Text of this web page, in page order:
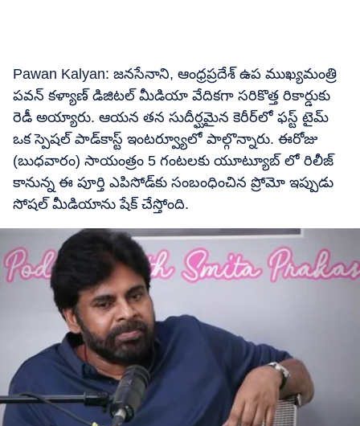
Pawan Kalyan: జనసేనాని, ఆంధ్రప్రదేశ్ ఉప ముఖ్యమంత్రి
పవన్ కళ్యాణ్ డిజిటల్ మీడియా వేదికగా సరికొత్త రికార్డుకు
రెడీ అయ్యారు. ఆయన తన సుదీర్ఘమైన కెరీర్‌లో ఫస్ట్ టైమ్
ఒక స్పెషల్ పాడ్‌కాస్ట్‌ ఇంటర్వ్యూలో పాల్గొన్నారు. ఈరోజు
(బుధవారం) సాయంత్రం 5 గంటలకు యూట్యూబ్ లో రిలీజ్
కానున్న ఈ పూర్తి ఎపిసోడ్‌కు సంబంధించిన ప్రోమో ఇప్పుడు
సోషల్ మీడియాను షేక్ చేస్తోంది.